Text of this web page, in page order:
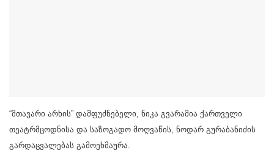
“მთავარი არხის” დამფუძნებელი, ნიკა გვარამია ქართველი
თეატრმცოდნისა და საზოგადო მოღვაწის, ნოდარ გურაბანიძის
გარდაცვალებას გამოეხმაურა.